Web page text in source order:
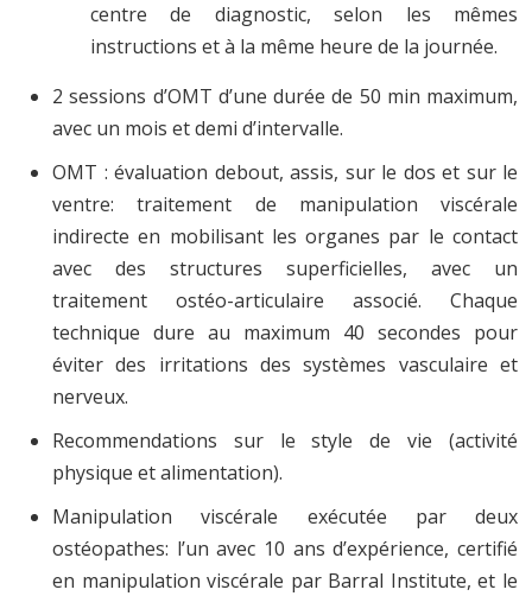
centre de diagnostic, selon les mêmes
instructions et à la même heure de la journée.
2 sessions d’OMT d’une durée de 50 min maximum,
avec un mois et demi d’intervalle.
OMT : évaluation debout, assis, sur le dos et sur le
ventre: traitement de manipulation viscérale
indirecte en mobilisant les organes par le contact
avec des structures superficielles, avec un
traitement ostéo-articulaire associé. Chaque
technique dure au maximum 40 secondes pour
éviter des irritations des systèmes vasculaire et
nerveux.
Recommendations sur le style de vie (activité
physique et alimentation).
Manipulation viscérale exécutée par deux
ostéopathes: l’un avec 10 ans d’expérience, certifié
en manipulation viscérale par Barral Institute, et le